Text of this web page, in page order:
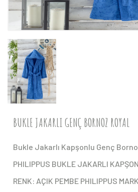
BUKLE JAKARLI GENÇ BORNOZ ROYAL
Bukle Jakarlı Kapşonlu Genç
PHILIPPUS BUKLE JAKARLI
RENK: AÇIK PEMBE PHILIPPUS